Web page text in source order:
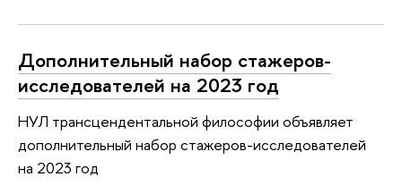
Дополнительный набор стажеров-
исследователей на 2023 год
НУЛ трансцендентальной философии объявляет
дополнительный набор стажеров-исследователей
на 2023 год